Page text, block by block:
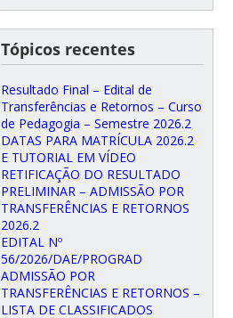
Tópicos recentes
Resultado Final – Edital de
Transferências e Retornos – Curso
de Pedagogia – Semestre 2026.2
DATAS PARA MATRÍCULA 2026.2
E TUTORIAL EM VÍDEO
RETIFICAÇÃO DO RESULTADO
PRELIMINAR – ADMISSÃO POR
TRANSFERÊNCIAS E RETORNOS
2026.2
EDITAL Nº
56/2026/DAE/PROGRAD
ADMISSÃO POR
TRANSFERÊNCIAS E RETORNOS –
LISTA DE CLASSIFICADOS